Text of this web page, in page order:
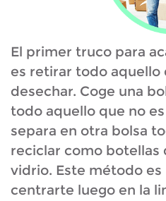
El primer truco para
es retirar todo aquello
desechar. Coge una
todo aquello que no
separa en otra bolsa
reciclar como botellas
vidrio. Este método
centrarte luego en la